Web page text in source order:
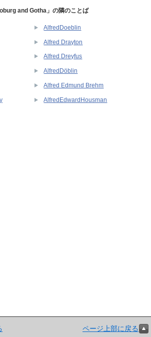
and Gotha」の隣のことば
AlfredDoeblin
Alfred Drayton
Alfred Dreyfus
AlfredDöblin
Alfred Edmund Brehm
AlfredEdwardHousman
ページ上部に戻る